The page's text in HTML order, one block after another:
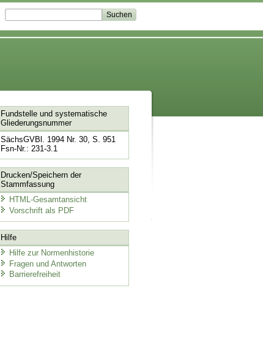
Fundstelle und systematische
Gliederungsnummer
SächsGVBl. 1994 Nr. 30, S. 951
Fsn-Nr.: 231-3.1
Drucken/Speichern der
Stammfassung
HTML-Gesamtansicht
Vorschrift als PDF
Hilfe
Hilfe zur Normenhistorie
Fragen und Antworten
Barrierefreiheit